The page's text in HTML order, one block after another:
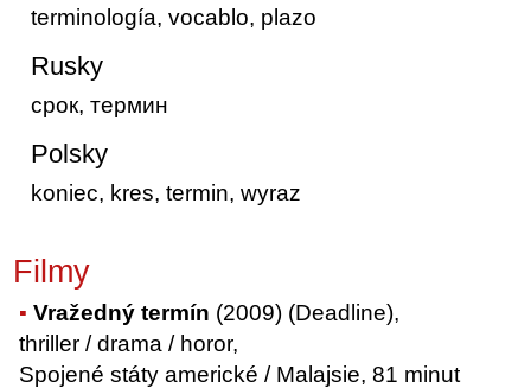
terminología, vocablo, plazo
Rusky
срок, термин
Polsky
koniec, kres, termin, wyraz
Filmy
Vražedný termín (2009) (Deadline),
thriller / drama / horor,
Spojené státy americké / Malajsie, 81 minut